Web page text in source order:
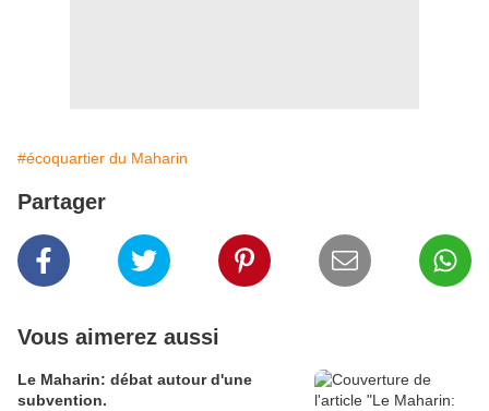
#écoquartier du Maharin
Partager
Vous aimerez aussi
Le Maharin: débat autour d'une
subvention.